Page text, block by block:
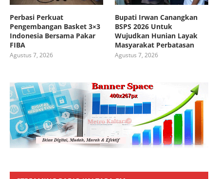
Perbasi Perkuat
Pengembangan Basket 3×3
Indonesia Bersama Pakar
FIBA
Agustus 7, 2026
Bupati Irwan Canangkan
BSPS 2026 Untuk
Wujudkan Hunian Layak
Masyarakat Perbatasan
Agustus 7, 2026